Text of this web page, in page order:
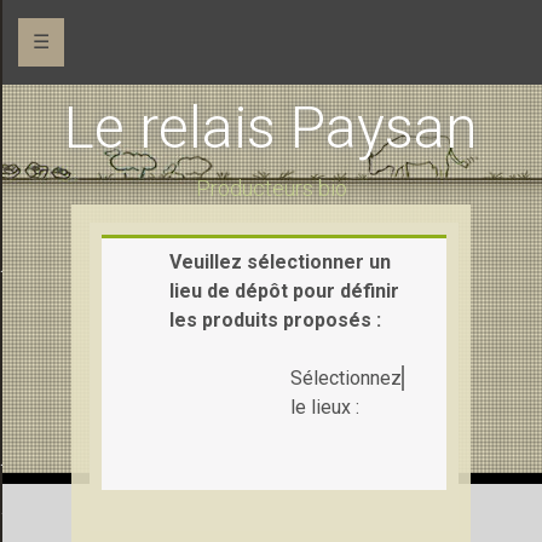
☰
Ferme de la Pihaudaie (pains et gâteaux)
et vache)
Le relais Paysan
Producteurs bio
Veuillez sélectionner un
lieu de dépôt pour définir
les produits proposés :
Sélectionnez
le lieux :